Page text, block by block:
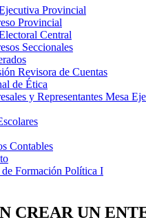
Provincial
Provincial
Central
Seccionales
Revisora de Cuentas
de Ética
y Representantes Mesa
Contables
Formación Política I
CREAR UN